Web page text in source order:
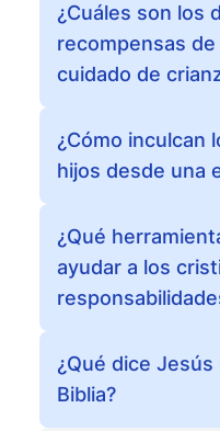
¿Cuáles son los
recompensas
cuidado de
¿Cómo inculcan
hijos desde una
¿Qué
ayudar a los
¿Qué dice
Biblia?